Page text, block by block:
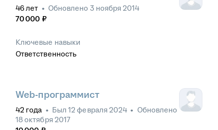
46лет • Обновлено 3 ноября 2014
70 000 ₽
Ключевые навыки
Ответственность
Web-программист
42 года • Был 12 февраля 2024 • Обновлено
18 октября 2017